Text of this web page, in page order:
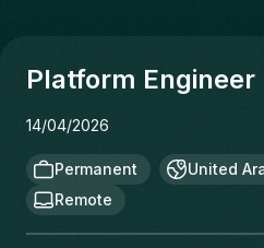
Platform Engineer
14/04/2026
Permanent
United
Remote